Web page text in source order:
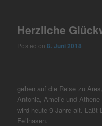
Herzliche
Posted on8. Juni 2018
gehen auf die Reise zu
Antonia, Amelie und
wird heute 9 Jahre alt. Laßt
Fellnasen.